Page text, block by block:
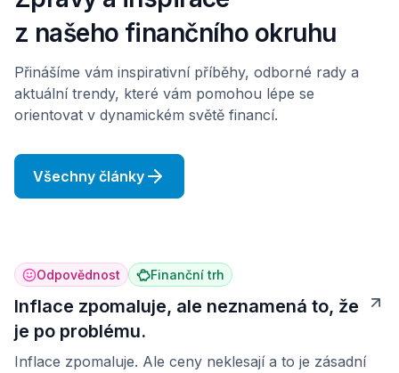
z našeho finančního okruhu
Přinášíme vám inspirativní příběhy, odborné rady a
aktuální trendy, které vám pomohou lépe se
orientovat v dynamickém světě financí.
Všechny články
Odpovědnost Finanční trh
Inflace zpomaluje, ale neznamená to, že
je po problému.
Inflace zpomaluje. Ale ceny neklesají a to je zásadní